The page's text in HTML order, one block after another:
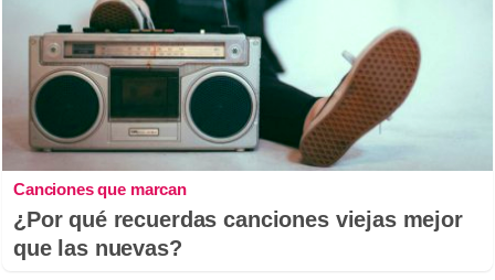
Canciones que marcan
¿Por qué recuerdas canciones viejas mejor
que las nuevas?